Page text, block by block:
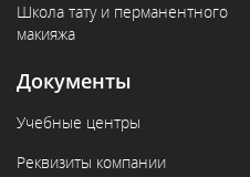
Школа тату и перманентного
макияжа
Документы
Учебные центры
Реквизиты компании